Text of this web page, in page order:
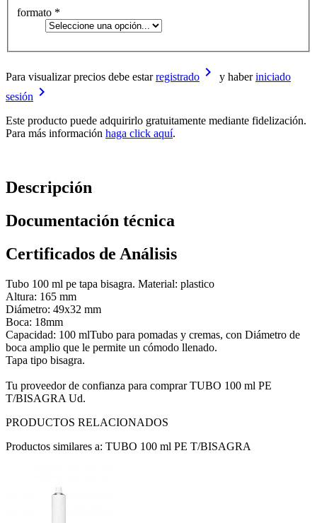
formato *
Para visualizar precios debe estarregistrado keyboard_arrow_right y haberiniciado
sesión keyboard_arrow_right
Este producto puede adquirirlo gratuitamente mediante fidelización.
Para más información haga click aquí.
Descripción
Documentación técnica
Certificados de Análisis
Tubo 100 ml pe tapa bisagra. Material: plastico
Altura: 165 mm
Diámetro: 49x32 mm
Boca: 18mm
Capacidad: 100 mlTubo para pomadas y cremas, con Diámetro de
boca amplio que le permite un cómodo llenado.
Tapa tipo bisagra.
Tu proveedor de confianza para comprar TUBO 100 ml PE
T/BISAGRA Ud.
PRODUCTOS RELACIONADOS
Productos similares a: TUBO 100 ml PE T/BISAGRA